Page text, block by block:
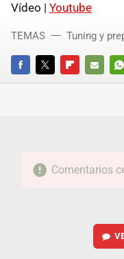
Vídeo | Youtube
FACEBOOKTWITTERFLIPBOARD
E-
TEMAS Tuning y
Comentarios